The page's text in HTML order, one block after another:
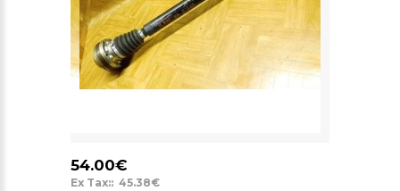
54.00€
Ex Tax:: 45.38€